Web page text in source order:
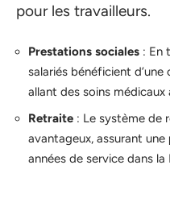
pour les travailleurs.
Prestations sociales : En
salariés bénéficient
allant des soins
Retraite : Le système de
avantageux, assurant une
années de service dans la